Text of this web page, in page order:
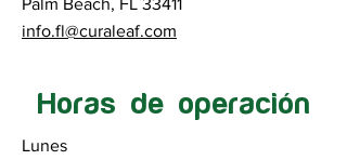
Palm Beach, FL 33411
info.fl@curaleaf.com
Horas de operación
Lunes